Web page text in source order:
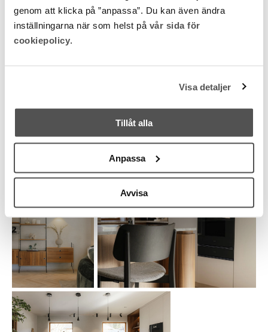
genom att klicka på ”anpassa”. Du kan även ändra
inställningarna när som helst på vår sida för
cookiepolicy.
Visa detaljer
Tillåt alla
Anpassa
Avvisa